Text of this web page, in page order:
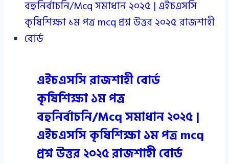
এইচএসসি রাজশাহী বোর্ড
কৃষিশিক্ষা ১ম পত্র
বহুনির্বাচনি/Mcq সমাধান ২০২৫ |
এইচএসসি কৃষিশিক্ষা ১ম পত্র mcq
প্রশ্ন উত্তর ২০২৫ রাজশাহী বোর্ড